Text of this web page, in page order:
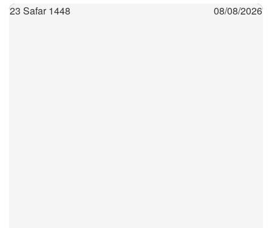
23 Safar 1448 08/08/2026